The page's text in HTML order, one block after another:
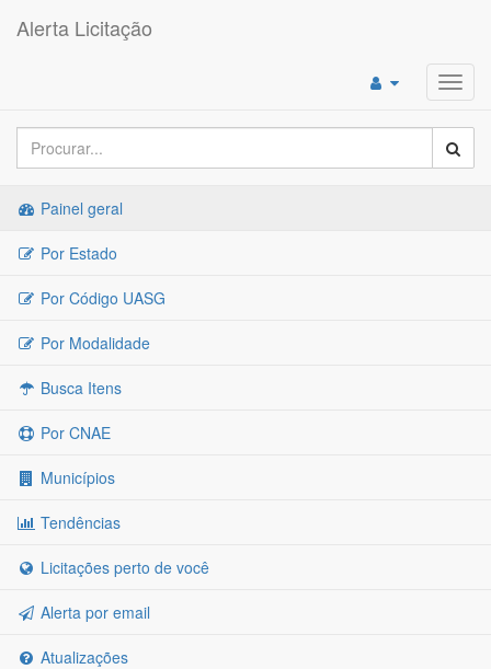
Alerta Licitação
Painel geral
Por Estado
Por Código UASG
Por Modalidade
Busca Itens
Por CNAE
Municípios
Tendências
Licitações perto de você
Alerta por email
Atualizações